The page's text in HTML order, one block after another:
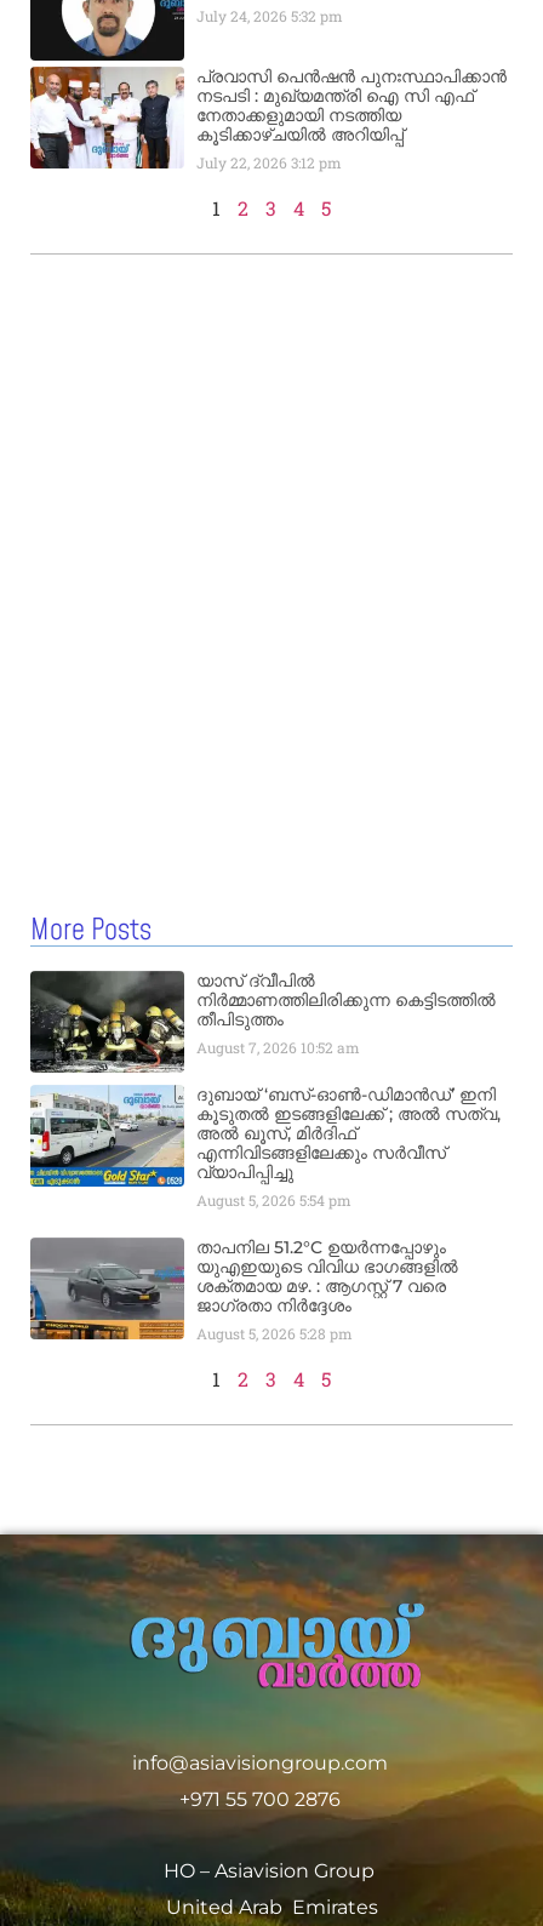
July 24, 20265:32 pm
പ്രവാസി പെൻഷൻ പുനഃസ്ഥാപിക്കാൻ
നടപടി : മുഖ്യമന്ത്രി ഐ സി എഫ്
നേതാക്കളുമായി നടത്തിയ
കൂടിക്കാഴ്ചയിൽ അറിയിപ്പ്
July 22, 20263:12 pm
1 2 3 4 5
More Posts
യാസ് ദ്വീപിൽ
നിർമ്മാണത്തിലിരിക്കുന്ന കെട്ടിടത്തിൽ
തീപിടുത്തം
August 7, 2026 10:52 am
ദുബായ് ‘ബസ്-ഓൺ-ഡിമാൻഡ്’ ഇനി
കൂടുതൽ ഇടങ്ങളിലേക്ക് ; അൽ സത്വ,
അൽ ഖൂസ്, മിർദിഫ്
എന്നിവിടങ്ങളിലേക്കും സർവീസ്
വ്യാപിപ്പിച്ചു
August 5, 20265:54 pm
താപനില 51.2°C ഉയർന്നപ്പോഴും
യുഎഇയുടെ വിവിധ ഭാഗങ്ങളിൽ
ശക്തമായ മഴ. : ആഗസ്റ്റ് 7 വരെ
ജാഗ്രതാ നിർദ്ദേശം
August 5, 20265:28 pm
1 2 3 4 5
info@asiavisiongroup.com
+971 55 700 2876
HO – Asiavision Group
United Arab Emirates